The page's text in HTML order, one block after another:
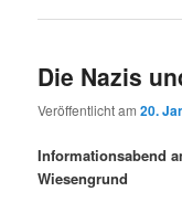
Die Nazis
Veröffentlicht am20.
Informationsabend
Wiesengrund